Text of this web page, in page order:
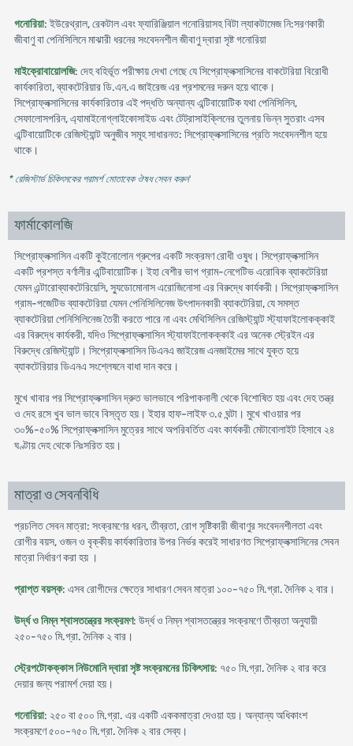
গনোরিয়া: ইউরেথ্রাল, রেকটাল এবং ফ্যারিঞ্জিয়াল গনোরিয়াসহ বিটা ল্যাকটামেজ নি:সরণকারী
জীবাণু বা পেনিসিলিনে মাঝারী ধরনের সংবেদনশীল জীবাণু দ্বারা সৃষ্ট গনোরিয়া
মাইক্রোবায়োলজি: দেহ বহির্ভূত পরীক্ষায় দেখা গেছে যে সিপ্রোফ্লক্সাসিনের বাকটেরিয়া বিরোধী
কার্যকারিতা, ব্যাকটেরিয়ার ডি.এন.এ জাইরেজ এর প্রশমনের দরুন হয়ে থাকে।
সিপ্রোফ্লক্সাসিনের কার্যকারিতার এই পদ্ধতি অন্যান্য এন্টিবায়োটিক যথা পেনিসিলিন,
সেফালোসপরিন, এ্যামাইনোগ্লাইকোসাইড এবং টেট্রাসাইক্লিনের তুলনায় ভিন্ন সুতরাং এসব
এন্টিবায়োটিকে রেজিস্ট্যান্ট অনুজীব সমূহ সাধারনত: সিপ্রোফ্লক্সাসিনের প্রতি সংবেদনশীল হয়ে
থাকে।
* রেজিস্টার্ড চিকিৎসকের পরামর্শ মোতাবেক ঔষধ সেবন করুন'
ফার্মাকোলজি
সিপ্রোফ্লক্সাসিন একটি কুইনোলোন গ্রুপের একটি সংক্রমণ রোধী ওষুধ। সিপ্রোফ্লক্সাসিন
একটি প্রশস্ত বর্ণালীর এন্টিবায়োটিক। ইহা বেশীর ভাগ গ্রাম-নেগেটিভ এরোবিক ব্যাকটেরিয়া
যেমন এন্টারোব্যাকটেরিয়েসি, স্যুডোমোনাস এরোজিনোসা এর বিরুদ্ধে কার্যকরী। সিপ্রোফ্লক্সাসিন
গ্রাম-পজেটিভ ব্যাকটেরিয়া যেমন পেনিসিলিনেজ উৎপাদনকারী ব্যাকটেরিয়া, যে সমস্ত
ব্যাকটেরিয়া পেনিসিলিনেজ তৈরী করতে পারে না এবং মেথিসিলিন রেজিস্ট্যান্ট স্ট্যাফাইলোকক্কাই
এর বিরুদ্ধে কার্যকরী, যদিও সিপ্রোফ্লক্সাসিন স্ট্যাফাইলোকক্কাই এর অনেক স্ট্রেইন এর
বিরুদ্ধে রেজিস্ট্যান্ট। সিপ্রোফ্লক্সাসিন ডিএনএ জাইরেজ এনজাইমের সাথে যুক্ত হয়ে
ব্যাকটেরিয়ার ডিএনএ সংশ্লেষনে বাধা দান করে।
মুখে খাবার পর সিপ্রোফ্লক্সাসিন দ্রুত ভালভাবে পরিপাকনালী থেকে বিশোষিত হয় এবং দেহ তন্ত্র
ও দেহ রসে খুব ভাল ভাবে বিস্তৃত হয়। ইহার হাফ-লাইফ ৩.৫ ঘন্টা। মুখে খাওয়ার পর
৩০%-৫০% সিপ্রোফ্লক্সাসিন মুত্রের সাথে অপরিবর্তিত এবং কার্যকরী মেটাবোলাইট হিসাবে ২৪
ঘণ্টায় দেহ থেকে নিঃসরিত হয়।
মাত্রা ও সেবনবিধি
প্রচলিত সেবন মাত্রা: সংক্রমণের ধরন, তীব্রতা, রোগ সৃষ্টিকারী জীবাণুর সংবেদনশীলতা এবং
রোগীর বয়স, ওজন ও বৃক্কীয় কার্যকারিতার উপর নির্ভর করেই সাধারণত সিপ্রোফ্লক্সাসিনের সেবন
মাত্রা নির্ধারণ করা হয় ।
প্রাপ্ত বয়স্ক: এসব রোগীদের ক্ষেত্রে সাধারণ সেবন মাত্রা ১০০-৭৫০ মি.গ্রা. দৈনিক ২ বার।
উর্দ্ধ ও নিম্ন শ্বাসতন্ত্রের সংক্রমণ: উর্দ্ধ ও নিম্ন শ্বাসতন্ত্রের সংক্রমণে তীব্রতা অনুযায়ী
২৫০-৭৫০ মি.গ্রা. দৈনিক ২ বার।
স্ট্রেপটোকক্কাস নিউমোনি দ্বারা সৃষ্ট সংক্রমনের চিকিৎসায়: ৭৫০ মি.গ্রা. দৈনিক ২ বার করে
দেয়ার জন্য পরামর্শ দেয়া হয়।
গনোরিয়া: ২৫০ বা ৫০০ মি.গ্রা. এর একটি এককমাত্রা দেওয়া হয়। অন্যান্য অধিকাংশ
সংক্রমণে ৫০০-৭৫০ মি.গ্রা. দৈনিক ২ বার সেব্য।